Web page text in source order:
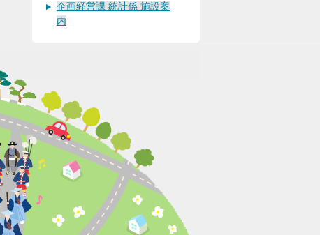
企画経営課 統計係 施設案
内